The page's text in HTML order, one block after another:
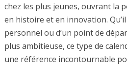
chez les plus jeunes, ouvrant la
en histoire et en innovation. Qu’il
personnel ou d’un point de
plus ambitieuse, ce type de
une référence incontournable